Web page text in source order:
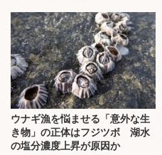
ウナギ漁を悩ませる「意外な生
き物」の正体はフジツボ 湖水
の塩分濃度上昇が原因か